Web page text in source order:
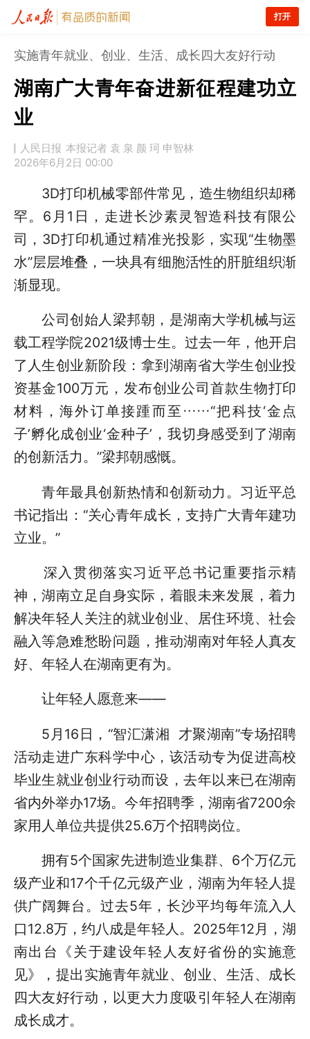
打开
实施青年就业、创业、生活、成长四大友好行动
湖南广大青年奋进新征程建功立
业
人民日报 本报记者 袁 泉 颜 珂 申智林
2026年6月2日 00:00
3D打印机械零部件常见，造生物组织却稀
罕。6月1日，走进长沙素灵智造科技有限公
司，3D打印机通过精准光投影，实现“生物墨
水”层层堆叠，一块具有细胞活性的肝脏组织渐
渐显现。
公司创始人梁邦朝，是湖南大学机械与运
载工程学院2021级博士生。过去一年，他开启
了人生创业新阶段：拿到湖南省大学生创业投
资基金100万元，发布创业公司首款生物打印
材料，海外订单接踵而至……“把科技‘金点
子’孵化成创业‘金种子’，我切身感受到了湖南
的创新活力。”梁邦朝感慨。
青年最具创新热情和创新动力。习近平总
书记指出：“关心青年成长，支持广大青年建功
立业。”
深入贯彻落实习近平总书记重要指示精
神，湖南立足自身实际，着眼未来发展，着力
解决年轻人关注的就业创业、居住环境、社会
融入等急难愁盼问题，推动湖南对年轻人真友
好、年轻人在湖南更有为。
让年轻人愿意来——
5月16日，“智汇潇湘 才聚湖南”专场招聘
活动走进广东科学中心，该活动专为促进高校
毕业生就业创业行动而设，去年以来已在湖南
省内外举办17场。今年招聘季，湖南省7200余
家用人单位共提供25.6万个招聘岗位。
拥有5个国家先进制造业集群、6个万亿元
级产业和17个千亿元级产业，湖南为年轻人提
供广阔舞台。过去5年，长沙平均每年流入人
口12.8万，约八成是年轻人。2025年12月，湖
南出台《关于建设年轻人友好省份的实施意
见》，提出实施青年就业、创业、生活、成长
四大友好行动，以更大力度吸引年轻人在湖南
成长成才。